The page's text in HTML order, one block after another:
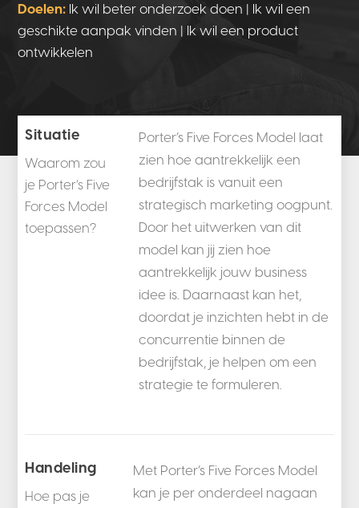
Doelen: Ik wil beter onderzoek doen | Ik wil een
geschikte aanpak vinden | Ik wil een product
ontwikkelen
Situatie
Waarom zou
je Porter’s Five
Forces Model
toepassen?
Porter’s Five Forces Model laat
zien hoe aantrekkelijk een
bedrijfstak is vanuit een
strategisch marketing oogpunt.
Door het uitwerken van dit
model kan jij zien hoe
aantrekkelijk jouw business
idee is. Daarnaast kan het,
doordat je inzichten hebt in de
concurrentie binnen de
bedrijfstak, je helpen om een
strategie te formuleren.
Handeling
Hoe pas je
Met Porter’s Five Forces Model
kan je per onderdeel nagaan